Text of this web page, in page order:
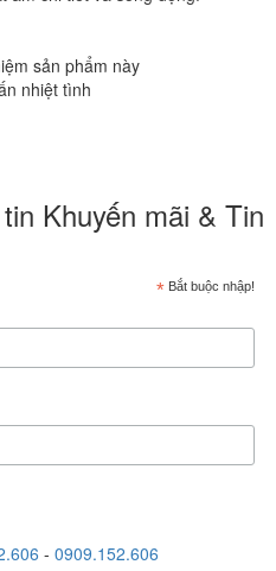
sản phẩm này
nhiệt tình
Khuyến mãi & Tin
* Bắt buộc nhập!
- 0909.152.606